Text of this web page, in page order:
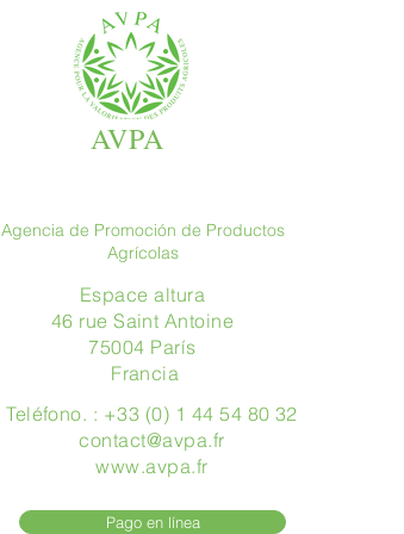
AVPA
Agencia de Promoción de Productos
Agrícolas
Espace altura
46 rue Saint Antoine
75004 París
​ Francia
Teléfono. : +33 (0) 1 44 54 80 32
contact@avpa.fr
www.avpa.fr
Pago en línea